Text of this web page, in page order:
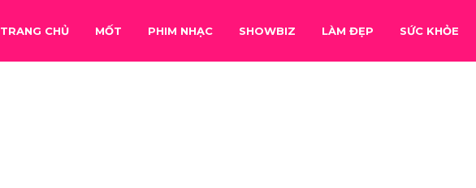
TRANG CHỦ MỐT PHIM NHẠC SHOWBIZ LÀM ĐẸP SỨC KHỎE